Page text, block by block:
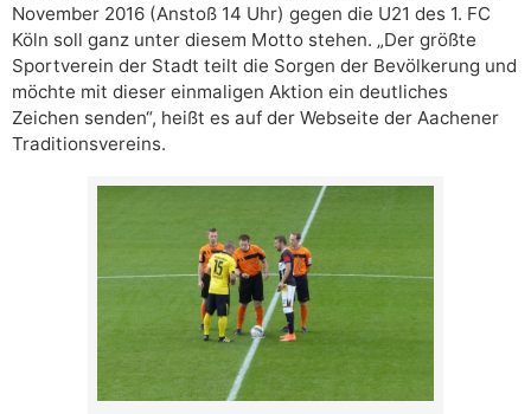
November 2016 (Anstoß 14 Uhr) gegen die U21 des 1. FC
Köln soll ganz unter diesem Motto stehen. „Der größte
Sportverein der Stadt teilt die Sorgen der Bevölkerung und
möchte mit dieser einmaligen Aktion ein deutliches
Zeichen senden“, heißt es auf der Webseite der Aachener
Traditionsvereins.